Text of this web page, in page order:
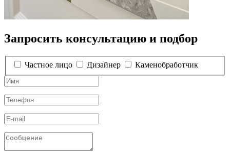
Запросить консультацию и подбор
Частное лицо Дизайнер Каменобработчик